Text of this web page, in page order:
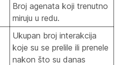
Broj agenata koji trenutno
miruju u redu.
Ukupan broj interakcija
koje su se prelile ili prenele
nakon što su danas